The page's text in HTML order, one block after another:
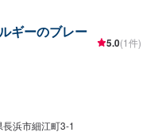
ギーのブレー
5.0(1件)
長浜市細江町3-1